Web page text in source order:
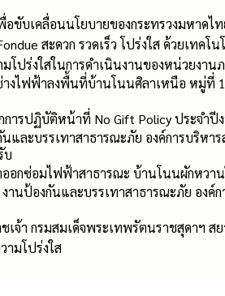
อขับเคลื่อนนโยบายของกระทรวงมหาด
สะดวก รวดเร็ว โปร่งใส ด้วยเทคโน
ปร่งใสในการดำเนินงานของหน่วยงาน
งไฟฟ้าลงพื้นที่บ้านโนนศิลาเหนือ หมู่ที่
ารปฏิบัติหน้าที่ No Gift Policy ประจำ
ละบรรเทาสาธารณะภัย องค์การบริหา
บ
อกซ่อมไฟฟ้าสาธารณะ บ้านโนนผักหวา
านป้องกันและบรรเทาสาธารณะภัย อ
จ้า กรมสมเด็จพระเทพรัตนราชสุดาฯ ส
ามโปร่งใส